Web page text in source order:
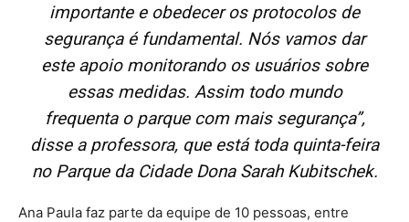
importante e obedecer os protocolos de
segurança é fundamental. Nós vamos dar
este apoio monitorando os usuários sobre
essas medidas. Assim todo mundo
frequenta o parque com mais segurança”,
disse a professora, que está toda quinta-feira
no Parque da Cidade Dona Sarah Kubitschek.
Ana Paula faz parte da equipe de 10 pessoas, entre